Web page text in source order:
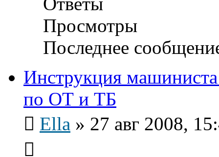
Просмотры
Последнее
Инструкция
по ОТ и ТБ
Ella » 27 авг 2008,